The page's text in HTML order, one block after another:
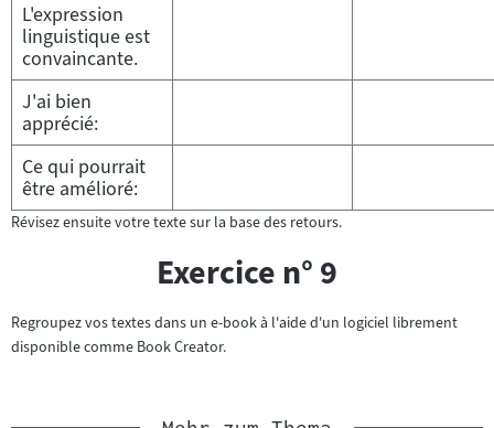
L'expression
linguistique est
convaincante.
J'ai bien
apprécié:
Ce qui pourrait
être amélioré:
Révisez ensuite votre texte sur la base des retours.
Exercice n° 9
Regroupez vos textes dans un e-book à l'aide d'un logiciel librement
disponible comme Book Creator.